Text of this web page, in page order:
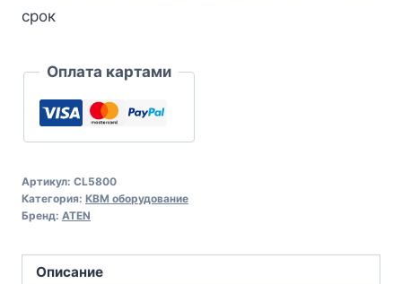
периферии
срок
Оплата картами
Артикул: CL5800
Категория: КВМ оборудование
Бренд: ATEN
Описание